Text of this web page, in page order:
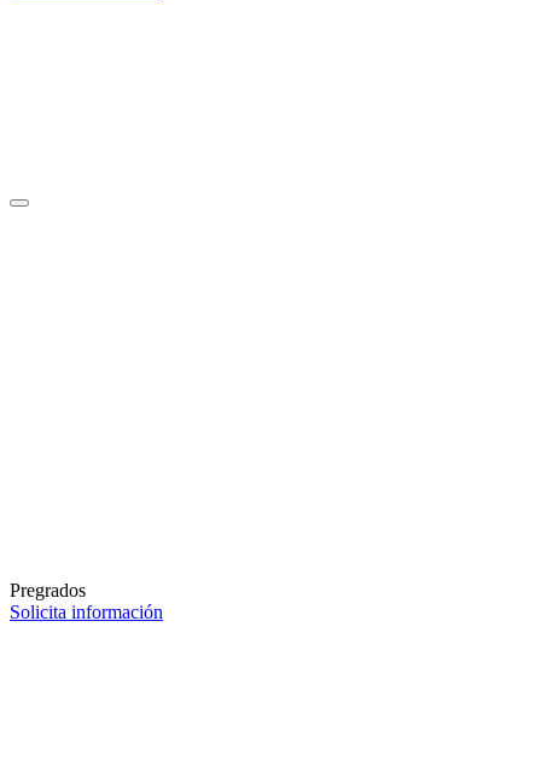
Pregrados
Solicita información